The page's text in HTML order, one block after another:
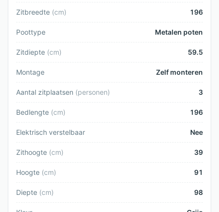
Zitbreedte (cm) 196
Poottype Metalen poten
Zitdiepte (cm) 59.5
Montage Zelf monteren
Aantal zitplaatsen (personen) 3
Bedlengte (cm) 196
Elektrisch verstelbaar Nee
Zithoogte (cm) 39
Hoogte (cm) 91
Diepte (cm) 98